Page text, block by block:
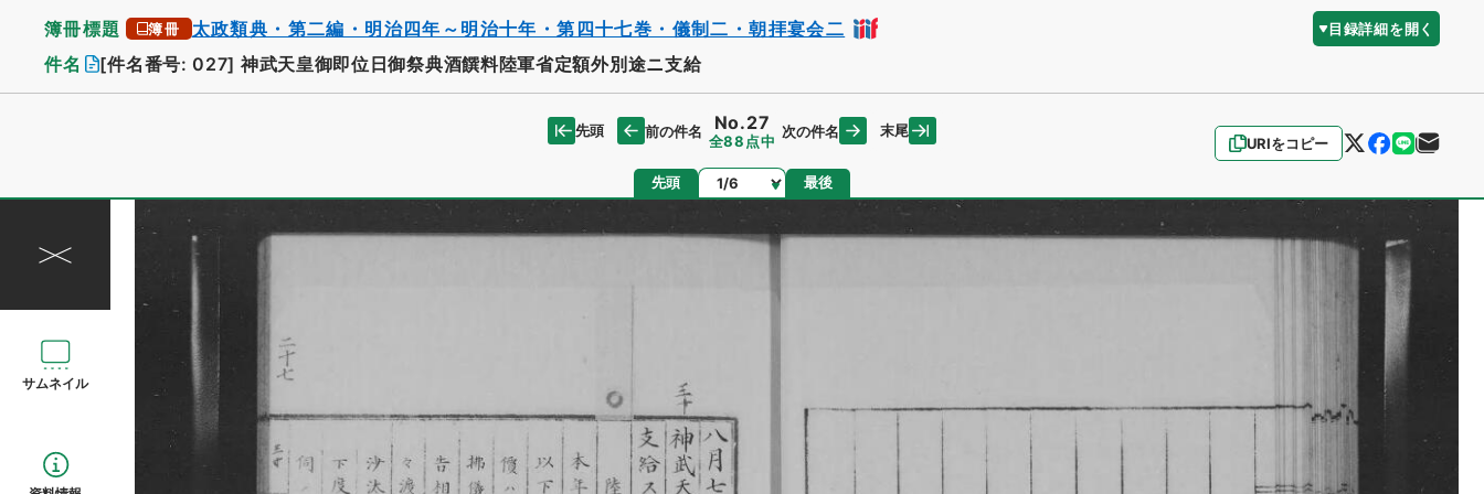
簿冊標題 簿冊 太政類典・第二編・明治四年～明治十年・第四十七巻・儀制二・朝拝宴会二 目録詳細を開く
件名 [件名番号: 027] 神武天皇御即位日御祭典酒饌料陸軍省定額外別途ニ支給
URIをコピー
先頭 前の件名 No.27
全88点中
次の件名 末尾
先頭 ページ 最後
サムネイル